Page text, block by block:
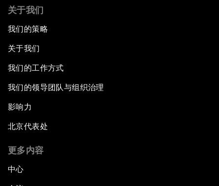
关于我们
我们的策略
关于我们
我们的工作方式
我们的领导团队与组织治理
影响力
北京代表处
更多内容
中心